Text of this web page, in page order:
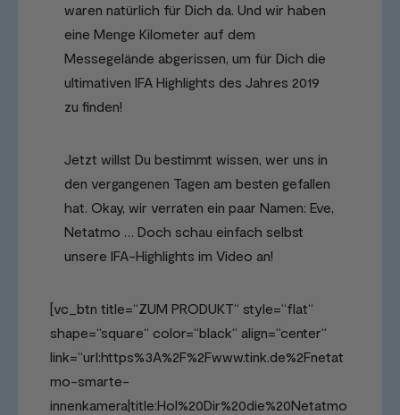
waren natürlich für Dich da. Und wir haben
eine Menge Kilometer auf dem
Messegelände abgerissen, um für Dich die
ultimativen IFA Highlights des Jahres 2019
zu finden!
Jetzt willst Du bestimmt wissen, wer uns in
den vergangenen Tagen am besten gefallen
hat. Okay, wir verraten ein paar Namen: Eve,
Netatmo … Doch schau einfach selbst
unsere IFA-Highlights im Video an!
[vc_btn title=“ZUM PRODUKT“ style=“flat“
shape=“square“ color=“black“ align=“center“
link=“url:https%3A%2F%2Fwww.tink.de%2Fnetat
mo-smarte-
innenkamera|title:Hol%20Dir%20die%20Netatmo